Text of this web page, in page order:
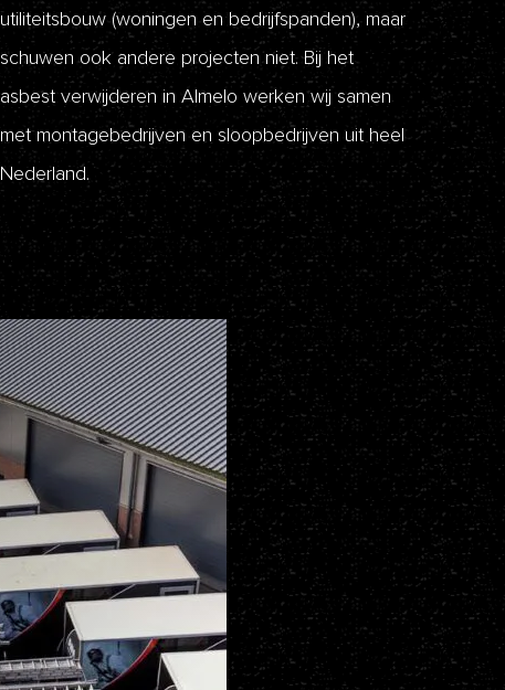
utiliteitsbouw (woningen en bedrijfspanden), maar
schuwen ook andere projecten niet. Bij het
asbest verwijderen in Almelo werken wij samen
met montagebedrijven en sloopbedrijven uit heel
Nederland.